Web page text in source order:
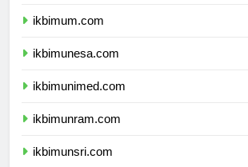
ikbimum.com
ikbimunesa.com
ikbimunimed.com
ikbimunram.com
ikbimunsri.com